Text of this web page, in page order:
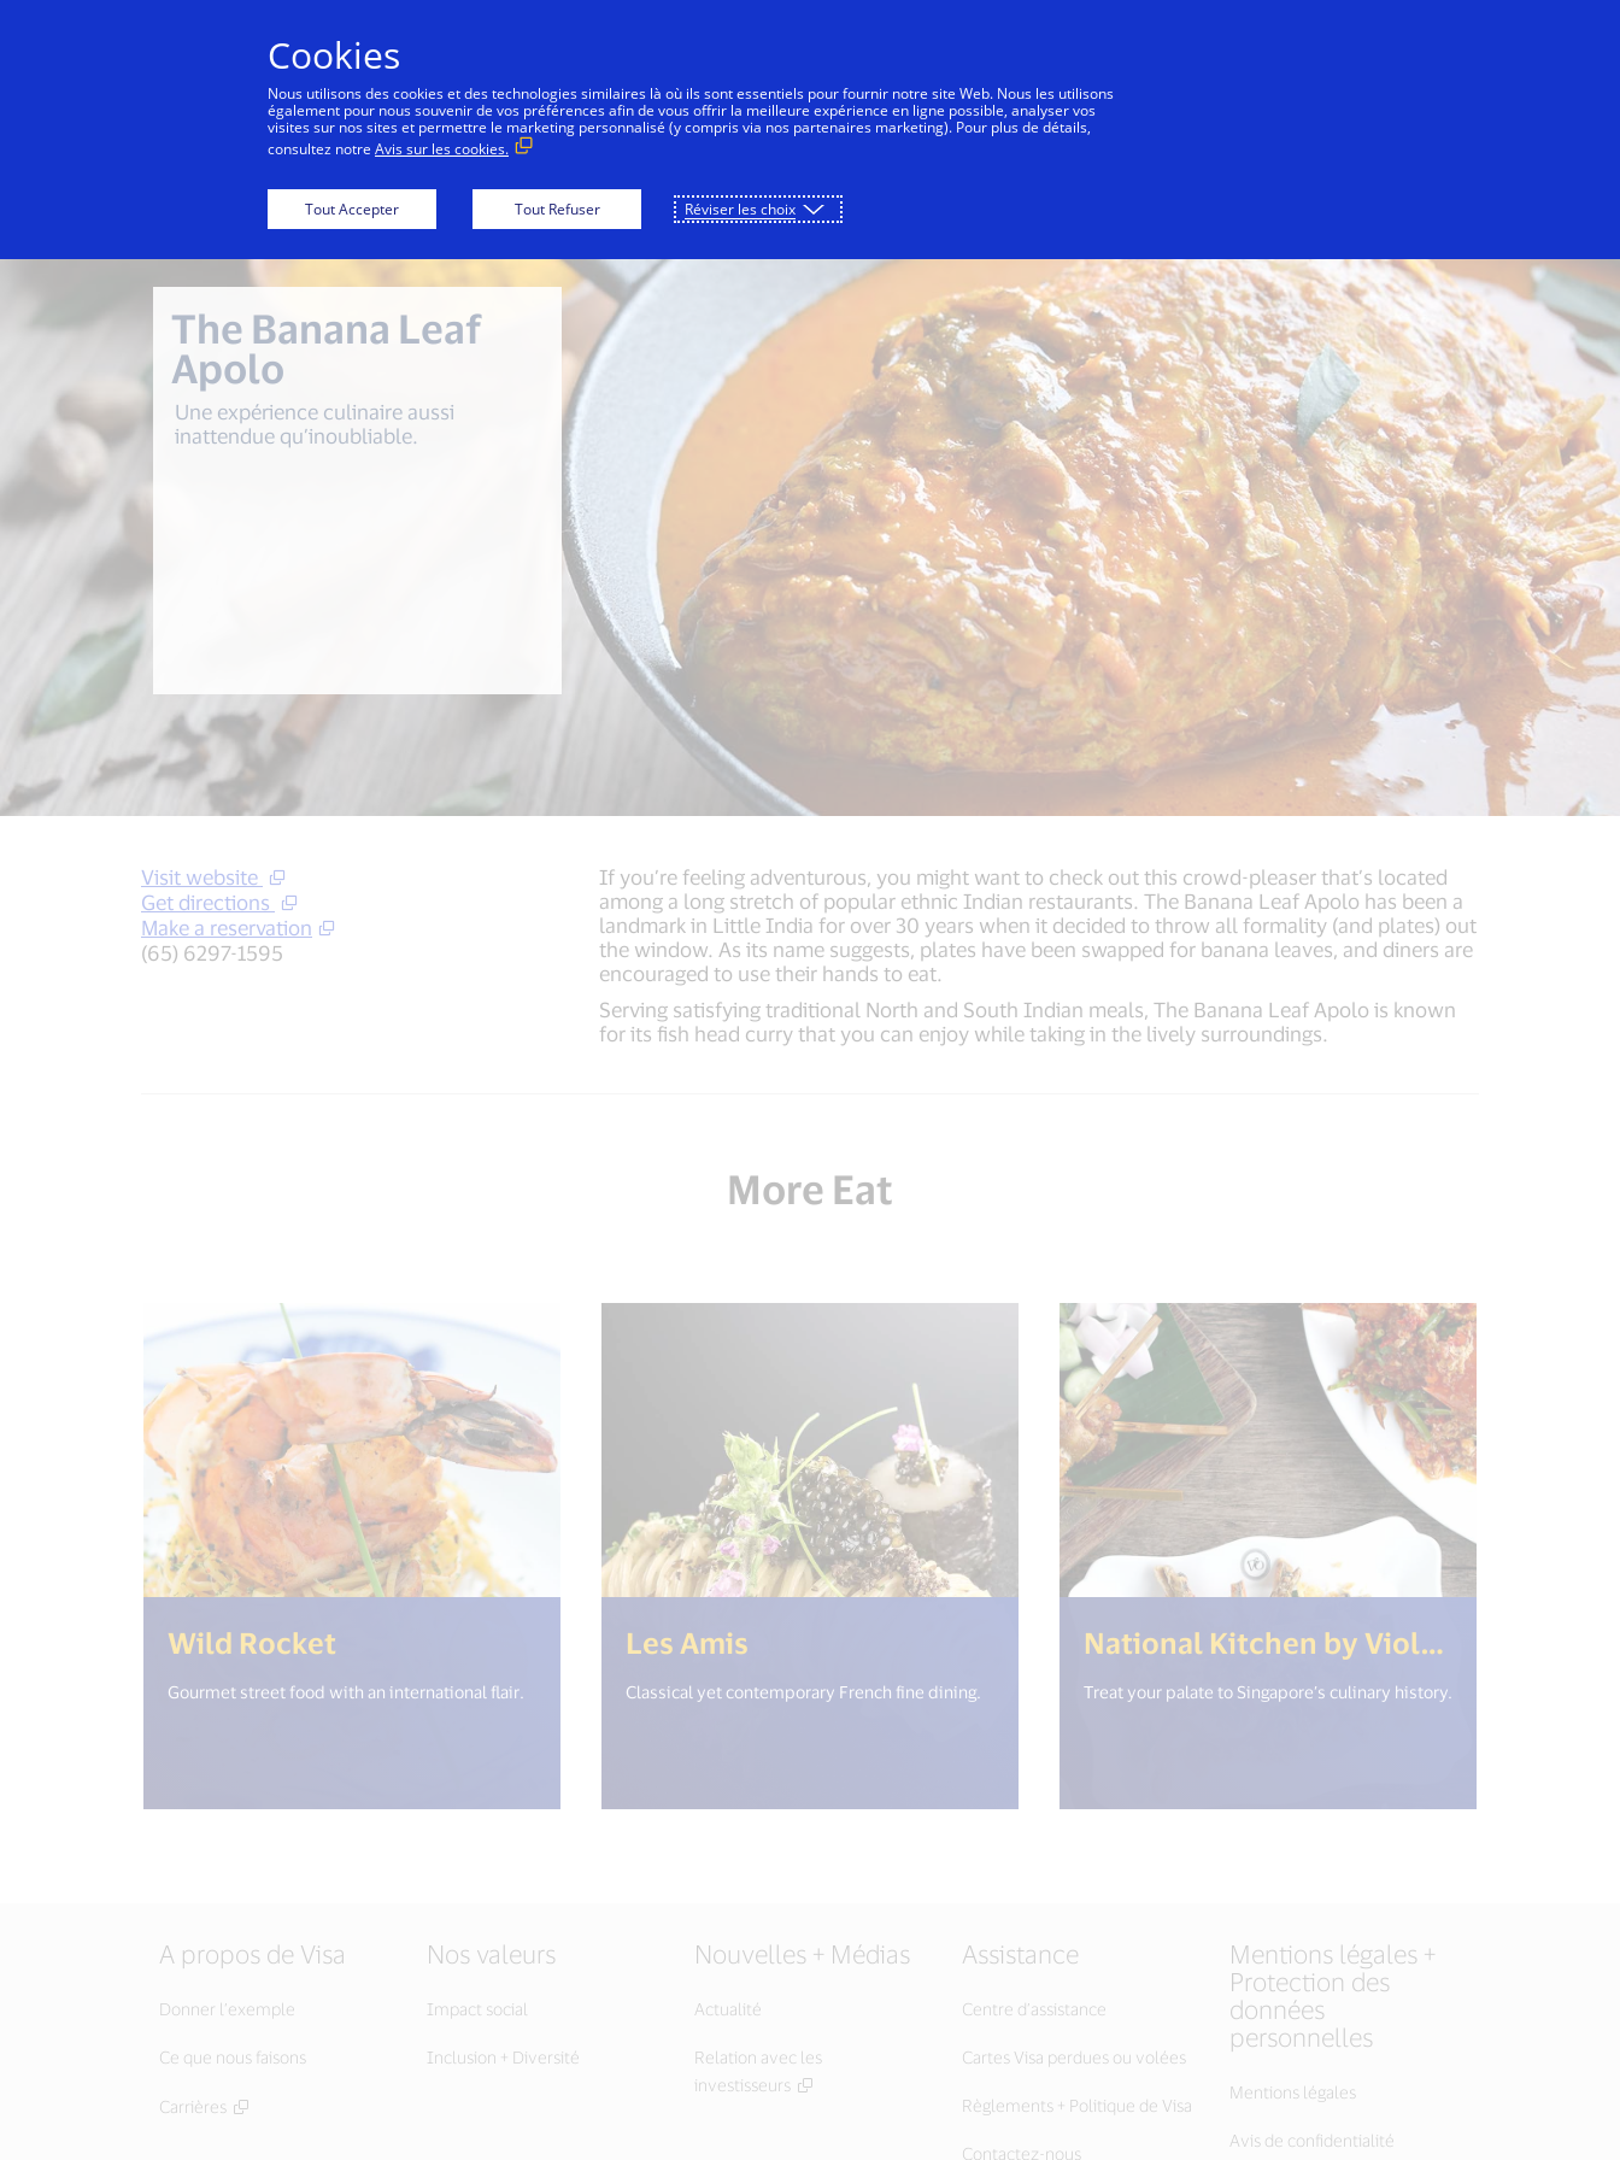
The Banana Leaf
Apolo
Une expérience culinaire aussi
inattendue qu’inoubliable.
Visit website
Get directions
Make a reservation
(65) 6297-1595
If you’re feeling adventurous, you might want to check out this crowd-pleaser that’s located
among a long stretch of popular ethnic Indian restaurants. The Banana Leaf Apolo has been a
landmark in Little India for over 30 years when it decided to throw all formality (and plates) out
the window. As its name suggests, plates have been swapped for banana leaves, and diners are
encouraged to use their hands to eat.
Serving satisfying traditional North and South Indian meals, The Banana Leaf Apolo is known
for its fish head curry that you can enjoy while taking in the lively surroundings.
More Eat
Wild Rocket (<%= i18n.get("open_new_window") %>)
Gourmet street food with an international flair.
Les Amis (<%= i18n.get("open_new_window") %>)
Classical yet contemporary French fine dining.
National Kitchen by Violet Oon at National Gallery
Treat your palate to Singapore’s culinary history.
A propos de Visa
Donner l’exemple
Ce que nous faisons
Carrières
Nos valeurs
Impact social
Inclusion + Diversité
Nouvelles + Médias
Actualité
Relation avec les
investisseurs
Assistance
Centre d’assistance
Cartes Visa perdues ou volées
Règlements + Politique de Visa
Contactez-nous
Mentions légales +
Protection des
données
personnelles
Mentions légales
Avis de confidentialité
Cookies
Nous utilisons des cookies et des technologies similaires là où ils sont essentiels pour fournir notre site Web. Nous les utilisons
également pour nous souvenir de vos préférences afin de vous offrir la meilleure expérience en ligne possible, analyser vos
visites sur nos sites et permettre le marketing personnalisé (y compris via nos partenaires marketing). Pour plus de détails,
consultez notre Avis sur les cookies.
Tout Accepter Tout Refuser Réviser les choix